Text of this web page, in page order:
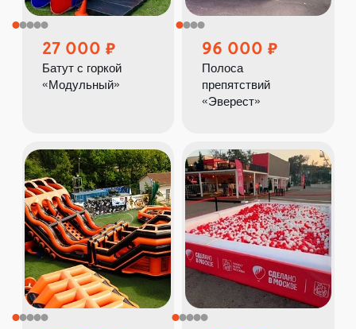
27 000
Батут с горкой
«Модульный»
96 000
Полоса
препятствий
«Эверест»